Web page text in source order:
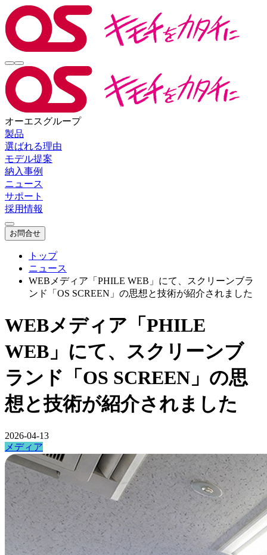
オーエスグループ
製品
選ばれる理由
モデル提案
納入事例
ニュース
サポート
採用情報
お問合せ
トップ
ニュース
WEBメディア「PHILE WEB」にて、スクリーンブラ
ンド「OS SCREEN」の思想と技術が紹介されました
WEBメディア「PHILE
WEB」にて、スクリーンブ
ランド「OS SCREEN」の思
想と技術が紹介されました
2026-04-13
メディア